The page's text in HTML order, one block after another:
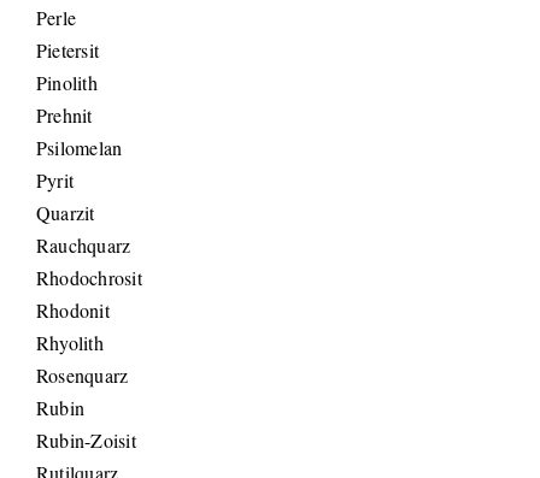
Perle
Pietersit
Pinolith
Prehnit
Psilomelan
Pyrit
Quarzit
Rauchquarz
Rhodochrosit
Rhodonit
Rhyolith
Rosenquarz
Rubin
Rubin-Zoisit
Rutilquarz